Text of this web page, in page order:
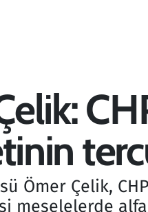
Ömer Çelik,
meselelerde